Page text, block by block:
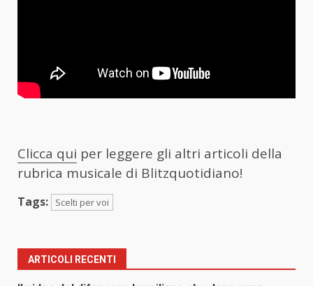
Clicca qui per leggere gli altri articoli della
rubrica musicale di Blitzquotidiano!
Tags: Scelti per voi
ARTICOLI RECENTI